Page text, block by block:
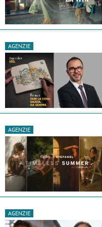
AGENZIE
AGENZIE
AGENZIE